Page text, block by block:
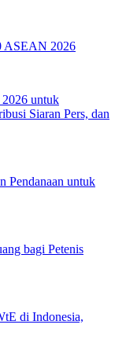
ASEAN 2026
untuk
Siaran Pers, dan
Pendanaan untuk
bagi Petenis
di Indonesia,